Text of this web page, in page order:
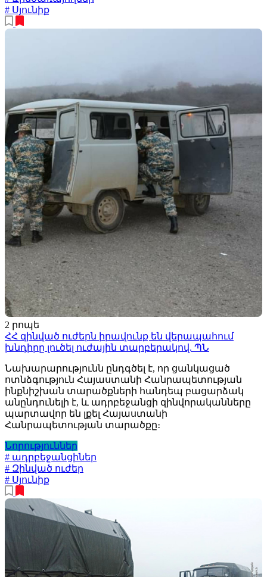
# Սյունիք
2 րոպե
ՀՀ զինված ուժերն իրավունք են վերապահում
խնդիրը լուծել ուժային տարբերակով. ՊՆ
Նախարարությունն ընդգծել է, որ ցանկացած
ոտնձգություն Հայաստանի Հանրապետության
ինքնիշխան տարածքների հանդեպ բացարձակ
անընդունելի է, և ադրբեջանցի զինվորականները
պարտավոր են լքել Հայաստանի
Հանրապետության տարածքը։
Նորություններ
# ադրբեջանցիներ
# Զինված ուժեր
# Սյունիք